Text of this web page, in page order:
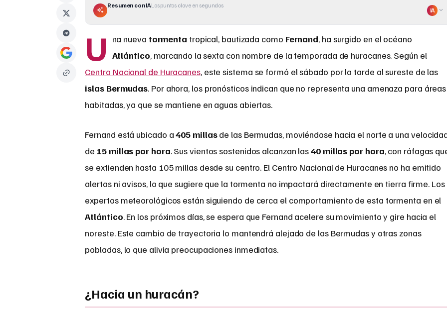
Resumen con IALos puntos clave en segundos
IA
U na nueva tormenta tropical, bautizada como Fernand, ha surgido en el océano
Atlántico, marcando la sexta con nombre de la temporada de huracanes. Según el
Centro Nacional de Huracanes, este sistema se formó el sábado por la tarde al sureste de las
islas Bermudas. Por ahora, los pronósticos indican que no representa una amenaza para áreas
habitadas, ya que se mantiene en aguas abiertas.
Fernand está ubicado a405 millasde las Bermudas, moviéndose hacia el norte a una
de 15 millas por hora. Sus vientos sostenidos alcanzan las40 millas por hora, con ráfagas
se extienden hasta 105 millas desde su centro. El Centro Nacional de Huracanes no ha emitido
alertas ni avisos, lo que sugiere que la tormenta no impactará directamente en tierra firme. Los
expertos meteorológicos están siguiendo de cerca el comportamiento de esta tormenta en el
Atlántico. En los próximos días, se espera que Fernand acelere su movimiento y gire hacia el
noreste. Este cambio de trayectoria lo mantendrá alejado de las Bermudas y otras zonas
pobladas, lo que alivia preocupaciones inmediatas.
¿Hacia un huracán?